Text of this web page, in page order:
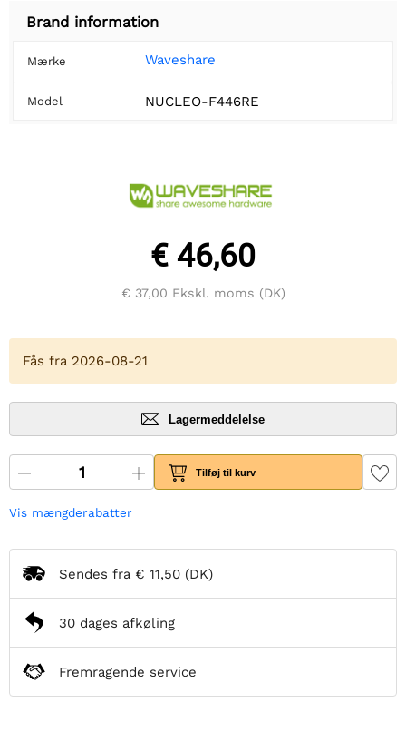
Brand information
Mærke Waveshare
Model NUCLEO-F446RE
€ 46,60
€ 37,00 Ekskl. moms (DK)
Fås fra 2026-08-21
Lagermeddelelse
Tilføj til kurv
Vis mængderabatter
Sendes fra € 11,50 (DK)
30 dages afkøling
Fremragende service